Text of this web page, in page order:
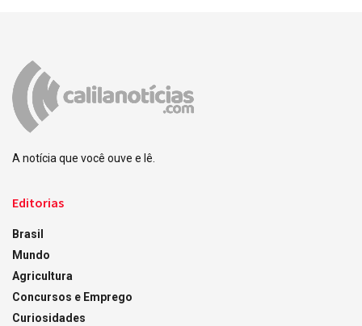
A notícia que você ouve e lê.
Editorias
Brasil
Mundo
Agricultura
Concursos e Emprego
Curiosidades